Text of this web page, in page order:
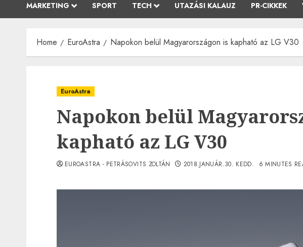
MARKETING SPORT TECH UTAZÁSI KALAUZ PR-CIKKEK
Home EuroAstra Napokon belül Magyarországon is kapható az LG V30
EuroAstra
Napokon belül
kapható az LG V30
EUROASTRA - PETRÁSOVITS ZOLTÁN 2018.JANUÁR.30. KEDD. 6 MINUTES